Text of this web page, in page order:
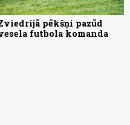
pēkšņi pazūd
futbola komanda